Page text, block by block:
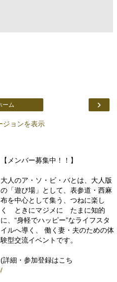
›
ーム
ジョンを表示
【メンバー募集中！！】
大人のア・ソ・ビ・バとは、大人版
の「遊び場」として、表参道・西麻
布を中心として集う、つねに楽し
く ときにマジメに たまに知的
に、“身軽でハッピー”なライフスタ
イルへ導く、 働く妻・夫のための体
験型交流イベントです。
(詳細・参加登録はこち